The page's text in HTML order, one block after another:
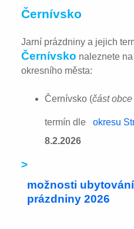
Černívsko
Jarní prázdniny a jejich
Černívsko naleznete
okresního města:
Černívsko (část obce
termín dle okresu
8.2.2026
>
možnosti
prázdniny 2026